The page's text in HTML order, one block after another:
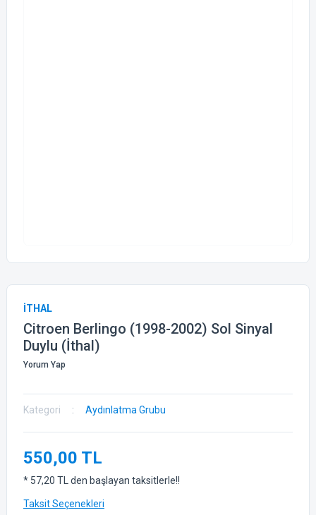
İTHAL
Citroen Berlingo (1998-2002) Sol Sinyal
Duylu (İthal)
Yorum Yap
Kategori Aydınlatma Grubu
550,00 TL
* 57,20 TL den başlayan taksitlerle!!
Taksit Seçenekleri